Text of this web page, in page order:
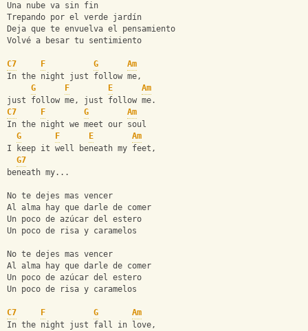
Una nube va sin fin
Trepando por el verde jardín
Deja que te envuelva el pensamiento
Volvé a besar tu sentimiento
C7 F G
Am
In the night just follow me,
G
F E
Am
just follow me, just follow me.
C7
F G
Am
In the night we meet our soul
G
F E
Am
I keep it well beneath my feet,
G7
beneath my...
No te dejes mas vencer
Al alma hay que darle de comer
Un poco de azúcar del estero
Un poco de risa y caramelos
No te dejes mas vencer
Al alma hay que darle de comer
Un poco de azúcar del estero
Un poco de risa y caramelos
C7 F G
Am
In the night just fall in love,